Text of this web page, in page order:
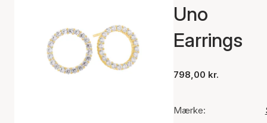
Uno
Earrings
798,00 kr.
Mærke: